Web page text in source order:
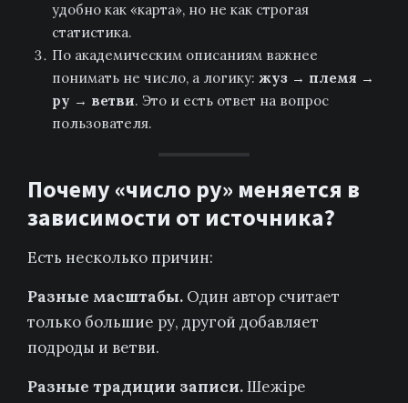
удобно как «карта», но не как строгая
статистика.
По академическим описаниям важнее
понимать не число, а логику: жуз → племя →
ру → ветви. Это и есть ответ на вопрос
пользователя.
Почему «число ру» меняется в
зависимости от источника?
Есть несколько причин:
Разные масштабы. Один автор считает
только большие ру, другой добавляет
подроды и ветви.
Разные традиции записи. Шежіре